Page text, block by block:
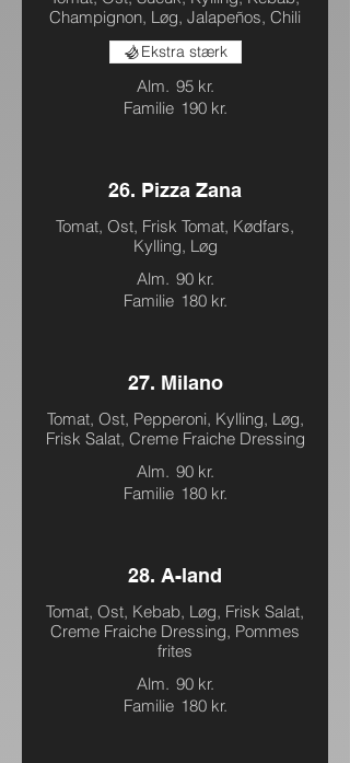
Champignon, Løg, Jalapeños, Chili
Alm. 95 kr.
Familie 190 kr.
Ekstra stærk
26. Pizza Zana
Tomat, Ost, Frisk Tomat, Kødfars,
Kylling, Løg
Alm. 90 kr.
Familie 180 kr.
27. Milano
Tomat, Ost, Pepperoni, Kylling, Løg,
Frisk Salat, Creme Fraiche Dressing
Alm. 90 kr.
Familie 180 kr.
28. A-land
Tomat, Ost, Kebab, Løg, Frisk Salat,
Creme Fraiche Dressing, Pommes
frites
Alm. 90 kr.
Familie 180 kr.